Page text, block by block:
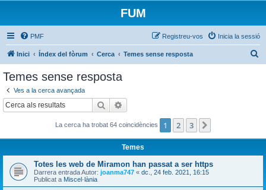
FUM
PMF Inicia la sessió
Registreu-vos
Inici Índex del fòrum Cerca Temes sense resposta
Temes sense resposta
Ves a la cerca avançada
Cerca
La cerca ha trobat 64 coincidències 1 2 3
Temes
Totes les web de Miramon han passat a ser https
Darrera entrada Autor: joanma747 « dc., 24 feb. 2021, 16:15
Publicat a Miscel·lània